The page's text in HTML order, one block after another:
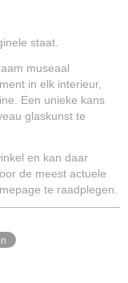
staat.
museaal
in elk interieur,
Een unieke kans
glaskunst te
en kan daar
de meest actuele
te raadplegen.